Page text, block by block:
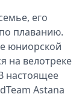
его
плаванию.
юниорской
на велотреке
настоящее
Astana